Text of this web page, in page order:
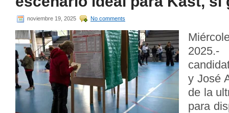
noviembre 19, 2025 No comments
y José
de la
para